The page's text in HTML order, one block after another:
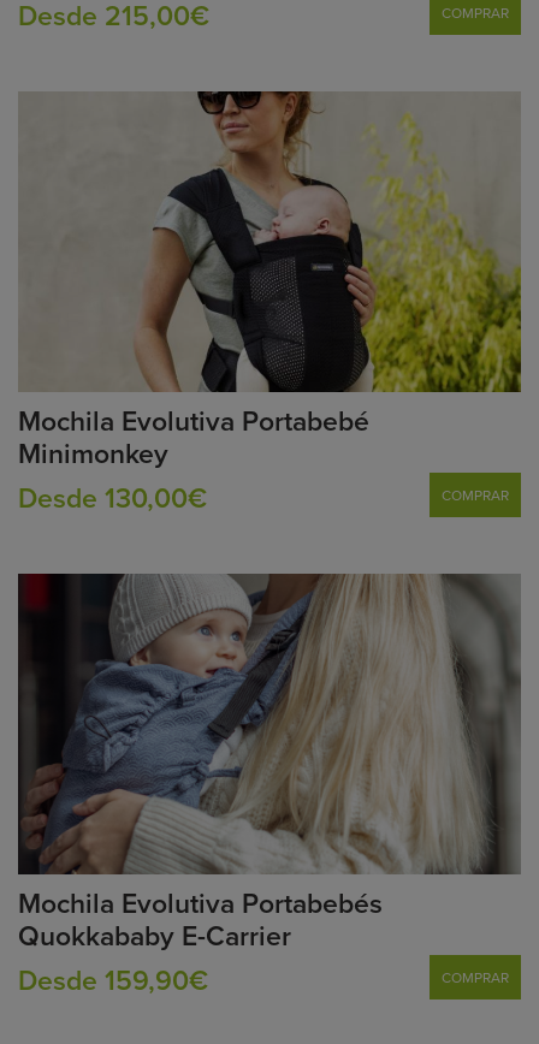
Desde 215,00€ COMPRAR
Mochila Evolutiva Portabebé
Minimonkey
Desde 130,00€
COMPRAR
Mochila Evolutiva Portabebés
Quokkababy E-Carrier
Desde 159,90€
COMPRAR